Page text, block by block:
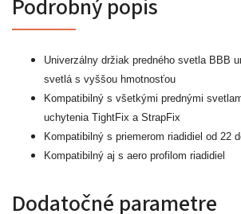
Podrobný popis
Univerzálny držiak predného svetla BBB
svetlá s vyššou hmotnosťou
Kompatibilný s všetkými prednými
uchytenia TightFix a StrapFix
Kompatibilný s priemerom riadidiel od 22
Kompatibilný aj s aero profilom riadidiel
Dodatočné parametre